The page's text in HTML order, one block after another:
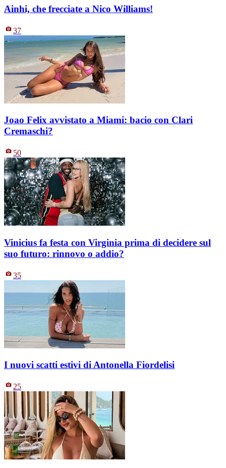
Ainhi, che frecciate a Nico Williams!
37
Joao Felix avvistato a Miami: bacio con Clari
Cremaschi?
50
Vinicius fa festa con Virginia prima di decidere sul
suo futuro: rinnovo o addio?
35
I nuovi scatti estivi di Antonella Fiordelisi
25